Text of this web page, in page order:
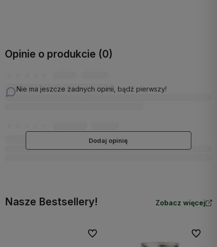
Opinie o produkcie (0)
Nie ma jeszcze żadnych opinii, bądź pierwszy!
Dodaj opinię
Nasze Bestsellery! Zobacz więcej
Do ulubionych Do